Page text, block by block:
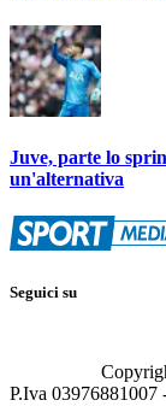
Juve, parte lo
un'alternativa
Seguici su
P.Iva